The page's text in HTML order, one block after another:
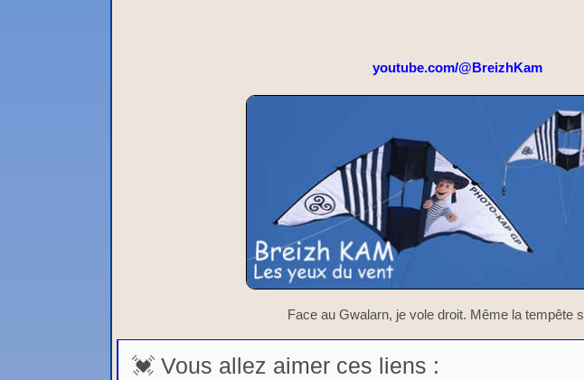
youtube.com/@BreizhKam
Face au Gwalarn, je vole droit. Même la tempête
💓 Vous allez aimer ces liens :